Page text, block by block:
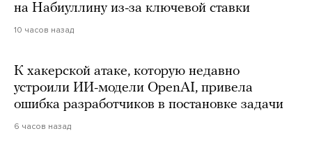
на Набиуллину из-за ключевой ставки
10 часов назад
К хакерской атаке, которую недавно
устроили ИИ-модели OpenAI, привела
ошибка разработчиков в постановке задачи
6 часов назад